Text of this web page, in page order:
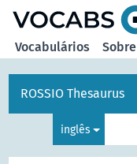
Vocabulários Sobre
ROSSIO Thesaurus
inglês